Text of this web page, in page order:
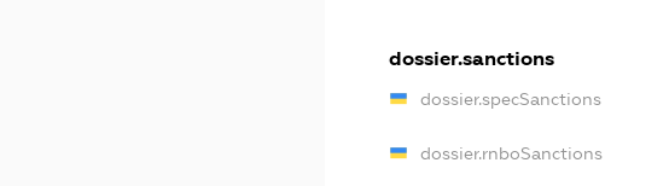
dossier.sanctions
dossier.specSanctions
dossier.rnboSanctions